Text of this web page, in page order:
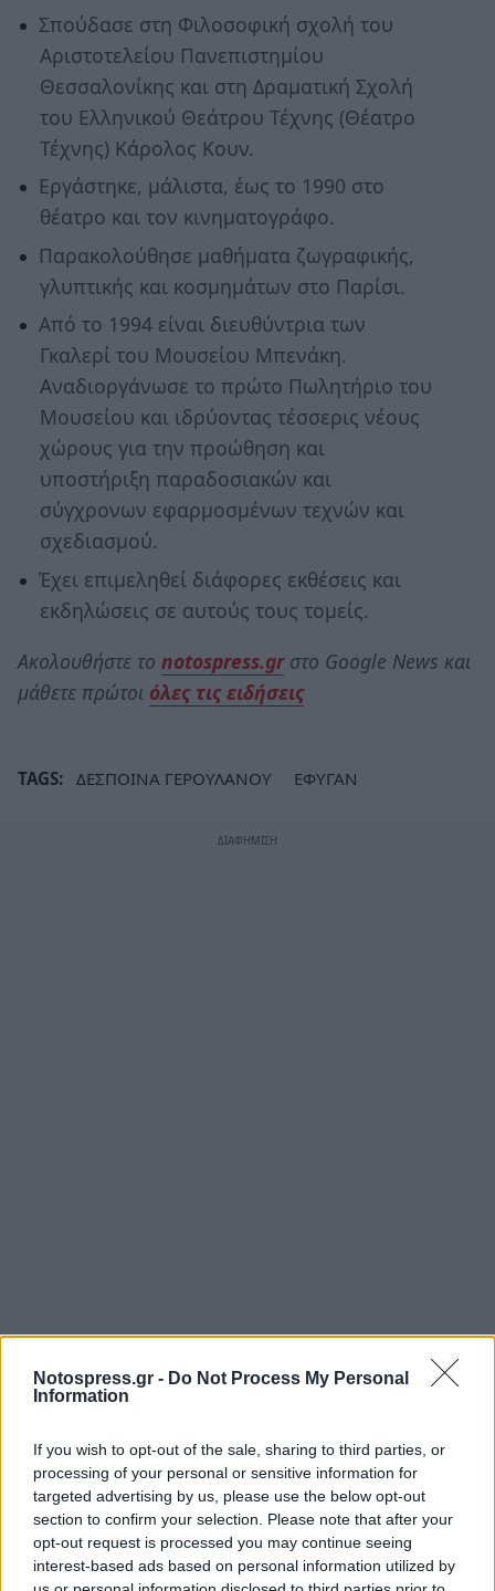
Notospress.gr - Do Not Process My Personal
Information
If you wish to opt-out of the sale, sharing to third parties, or
processing of your personal or sensitive information for
targeted advertising by us, please use the below opt-out
section to confirm your selection. Please note that after your
opt-out request is processed you may continue seeing
interest-based ads based on personal information utilized by
Σπούδασε στη Φιλοσοφική σχολή του
Αριστοτελείου Πανεπιστημίου
Θεσσαλονίκης και στη Δραματική Σχολή
του Ελληνικού Θεάτρου Τέχνης (Θέατρο
Τέχνης) Κάρολος Κουν.
Εργάστηκε, μάλιστα, έως το 1990 στο
θέατρο και τον κινηματογράφο.
Παρακολούθησε μαθήματα ζωγραφικής,
γλυπτικής και κοσμημάτων στο Παρίσι.
Από το 1994 είναι διευθύντρια των
Γκαλερί του Μουσείου Μπενάκη.
Αναδιοργάνωσε το πρώτο Πωλητήριο του
Μουσείου και ιδρύοντας τέσσερις νέους
χώρους για την προώθηση και
υποστήριξη παραδοσιακών και
σύγχρονων εφαρμοσμένων τεχνών και
σχεδιασμού.
Έχει επιμεληθεί διάφορες εκθέσεις και
εκδηλώσεις σε αυτούς τους τομείς.
Ακολουθήστε το notospress.grστο Google News και
μάθετε πρώτοι όλες τις ειδήσεις
TAGS: ΔΕΣΠΟΙΝΑ ΓΕΡΟΥΛΑΝΟΥ ΕΦΥΓΑΝ